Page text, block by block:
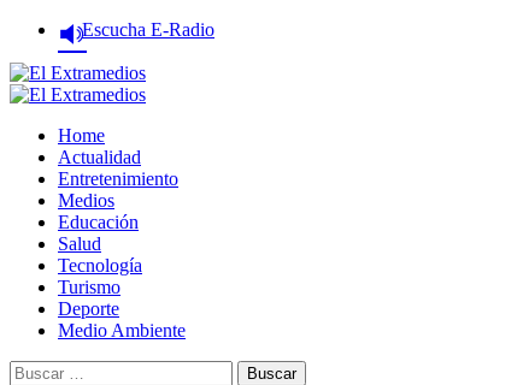
Saltar
contenido
Escucha E-Radio
Primary
Home
Actualidad
Entretenimiento
Medios
Educación
Salud
Tecnología
Turismo
Deporte
Medio Ambiente
Buscar: